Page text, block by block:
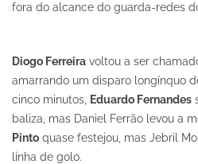
fora do alcance do guarda-redes
Diogo Ferreira voltou a ser
amarrando um disparo longínquo
cinco minutos,
Eduardo Fernandes
baliza, mas Daniel Ferrão levou a
Pinto quase festejou, mas Jebril
linha de golo.